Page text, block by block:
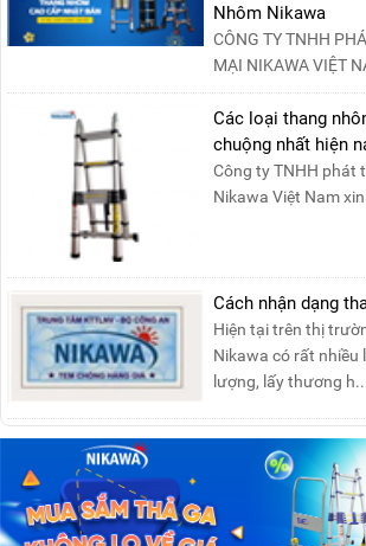
Nhôm Nikawa
CÔNG TY TNHH
MẠI NIKAWA VIỆT
Bắc: Số 19, Đường
Các loại thang
chuộng nhất hiện
Công ty TNHH phát
Nikawa Việt Nam
Cách nhận dạng
Hiện tại trên thị
Nikawa có rất nhiều
lượng, lấy thương